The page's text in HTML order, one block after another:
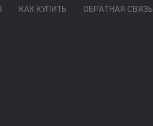
КАК КУПИТЬ ОБРАТНАЯ СВЯЗЬ